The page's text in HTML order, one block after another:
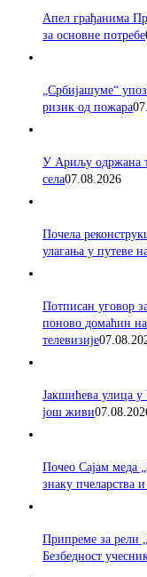
Апел грађанима
за основне потребе
„Србијашуме“
ризик од пожара
У Ариљу одржана
села07.08.2026
Почела
улагања у путеве
Потписан уговор
поново домаћин
телевизије
Јакшићева улица
још живи
Почео Сајам меда
знаку пчеларства
Припреме за рели
Безбедност